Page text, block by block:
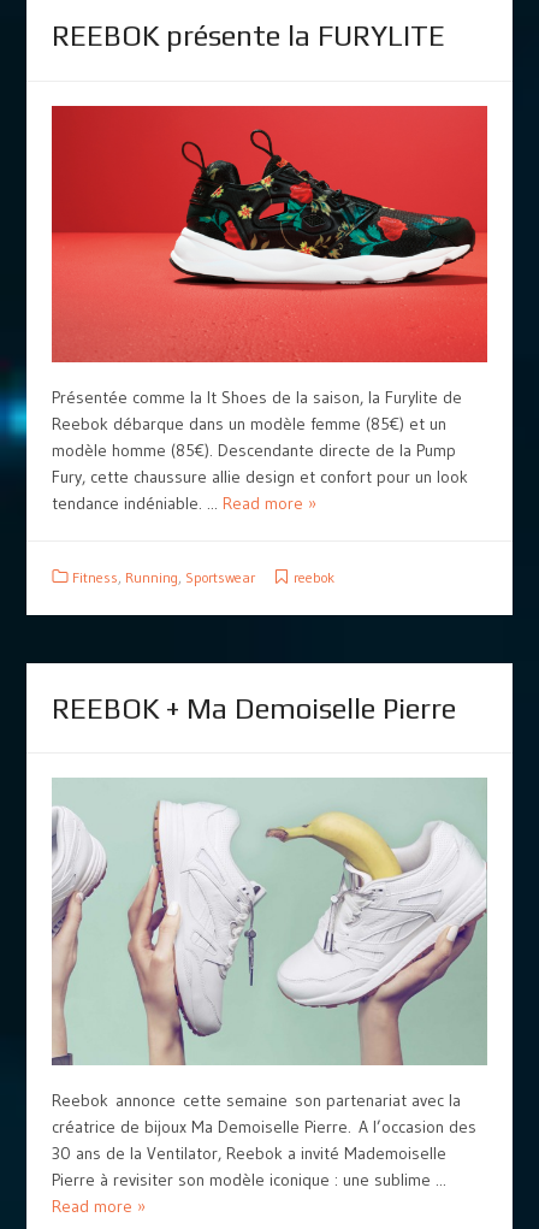
REEBOK présente la FURYLITE
Présentée comme la It Shoes de la saison, la Furylite de
Reebok débarque dans un modèle femme (85€) et un
modèle homme (85€). Descendante directe de la Pump
Fury, cette chaussure allie design et confort pour un look
tendance indéniable. ... Read more »
Fitness, Running, Sportswear reebok
REEBOK + Ma Demoiselle Pierre
Reebok annonce cette semaine son partenariat avec la
créatrice de bijoux Ma Demoiselle Pierre. A l’occasion des
30 ans de la Ventilator, Reebok a invité Mademoiselle
Pierre à revisiter son modèle iconique : une sublime ...
Read more »